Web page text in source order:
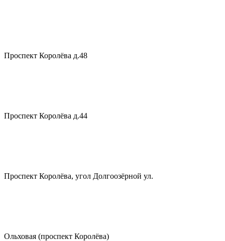
Проспект Королёва д.48
Проспект Королёва д.44
Проспект Королёва, угол Долгоозёрной ул.
Ольховая (проспект Королёва)